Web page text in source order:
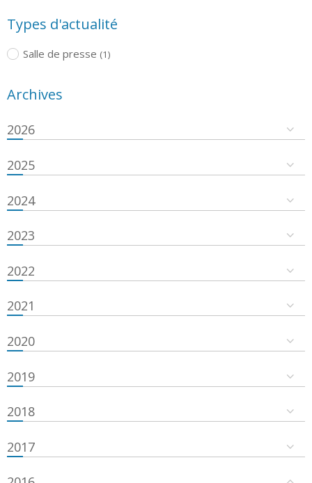
Types d'actualité
Salle de presse (1)
Archives
2026
2025
2024
2023
2022
2021
2020
2019
2018
2017